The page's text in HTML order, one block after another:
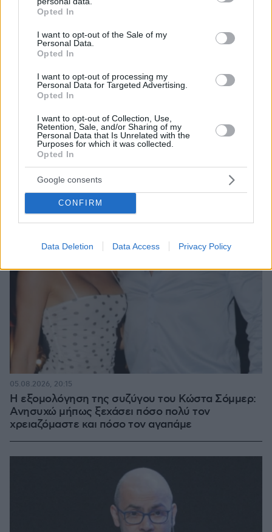
grant or deny consent to Google and its third-party tags to
use your data for below specified purposes in below Google
consent section.
Opted In
I want to opt-out of the Sale of my
Personal Data.
Opted In
I want to opt-out of processing my
Personal Data for Targeted Advertising.
Opted In
I want to opt-out of Collection, Use,
Retention, Sale, and/or Sharing of my
Personal Data that Is Unrelated with the
Purposes for which it was collected.
Opted In
Google consents
CONFIRM
Data Deletion Data Access Privacy Policy
μήνυμα της μητέρας στον πρώην σύζυγό της πριν
δολοφονήσει τα τέσσερα παιδιά τους
06.08.2026, 04:44
Η εξομολόγηση της συζύγου του Κώστα Σόμμερ:
Ανησυχώ μήπως ξεχάσει πόσο πολύ τον
χρειαζόμαστε και πόσο τον αγαπάμε
05.08.2026, 20:15